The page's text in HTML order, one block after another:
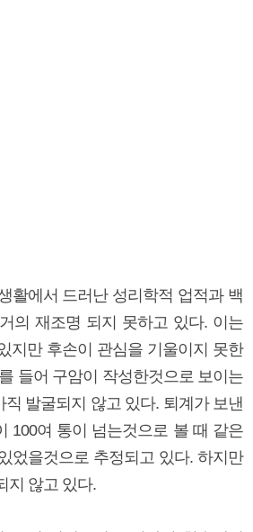
활에서 드러난 성리학적 업적과 백
의 재조명 되지 못하고 있다. 이는
지만 후손이 관심을 기울이지 못한
들어 구암이 작성한것으로 보이는
발굴되지 않고 있다. 퇴계가 보낸
100여 통이 넘는것으로 볼 때 같은
었을것으로 추정되고 있다. 하지만
지 않고 있다.